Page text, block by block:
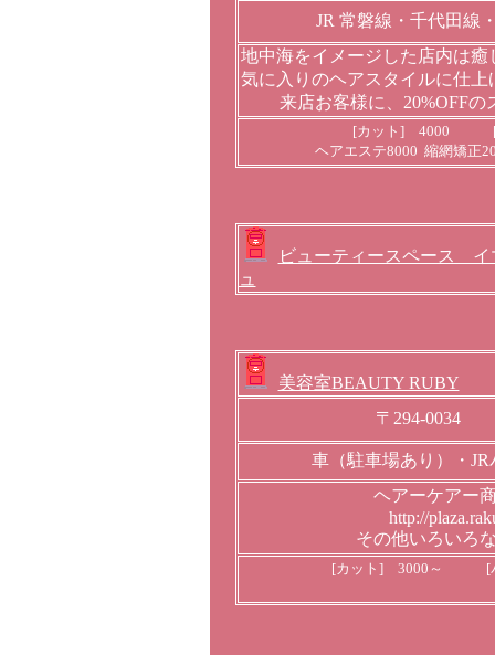
JR 常磐線・千代田線
地中海をイメージした店内は
気に入りのヘアスタイルに仕
来店お客様に、20%OFF
[カット] 4000 [
ヘアエステ8000 縮網矯正
ビューティースペース イ
ュ
美容室BEAUTY RUBY
〒294-0034
車（駐車場あり）・
ヘアーケアー
http://
その他いろいろ
[カット] 3000～ [